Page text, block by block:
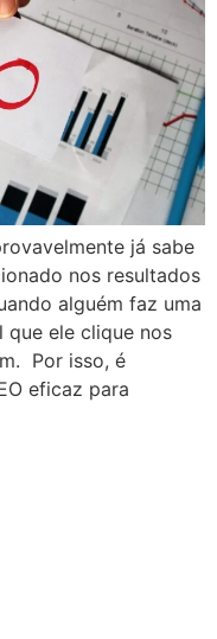
já sabe
nos resultados
alguém faz uma
que ele clique nos
Por isso, é
eficaz para